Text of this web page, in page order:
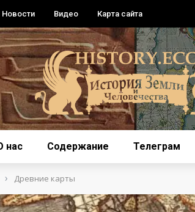
Новости Видео Карта сайта
нас Содержание Телеграм
› Древние карты